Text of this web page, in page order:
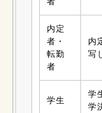
内定
者・
転勤
者
内
写
学生
学
学